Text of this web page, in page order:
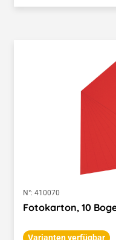
N°: 410070
Fotokarton, 10
Varianten verfügbar